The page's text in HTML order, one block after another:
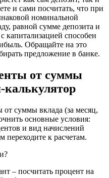
и сами посчитать, что при
номинальной
равной сумме депозита и
капитализацией способен
Обращайте на это
предложение в банке.
от суммы
калькулятор
от суммы вклада (за месяц,
основные условия:
и вид начислений
к расчетам.
– посчитать процент на